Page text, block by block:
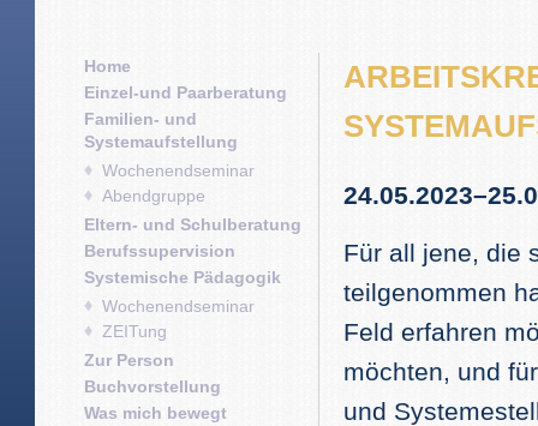
Home
Einzel-und Paarberatung
Familien- und
Systemaufstellung
Wochenendseminar
Abendgruppe
Eltern- und Schulberatung
Berufssupervision
Systemische Pädagogik
Wochenendseminar
ZEITung
Zur Person
Buchvorstellung
Was mich bewegt
Für all jene, die
teilgenommen
Feld erfahren
möchten, und
und